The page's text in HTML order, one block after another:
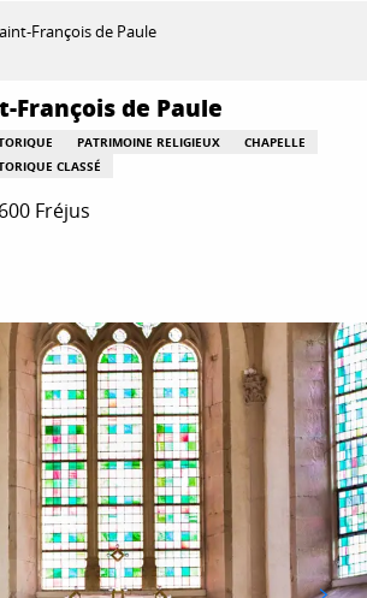
François de Paule
François de Paule
PATRIMOINE RELIGIEUX
CHAPELLE
CLASSÉ
Fréjus
aux favoris